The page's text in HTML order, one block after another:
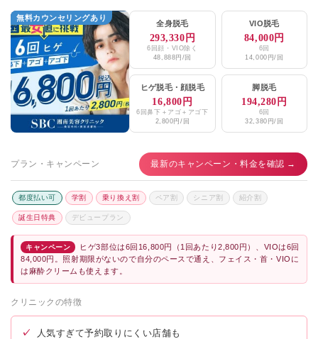
無料カウンセリングあり
全身脱毛
293,330円
6回顔・VIO除く
48,888円/回
VIO脱毛
84,000円
6回
14,000円/回
ヒゲ脱毛・ 顔脱毛
16,800円
6回鼻下＋アゴ＋アゴ下
2,800円/回
脚脱毛
194,280円
6回
32,380円/回
プラン・キャンペーン 最新のキャンペーン・料金を確認 →
都度払い可 学割 乗り換え割 ペア割 シニア割 紹介割
誕生日特典 デビュープラン
キャンペーン
ヒゲ3部位は6回16,800円（1回あたり2,800円）、VIOは6回
84,000円。照射期限がないので自分のペースで通え、フェイス・首・VIOに
は麻酔クリームも使えます。
クリニックの特徴
✓ 人気すぎて予約取りにくい店舗も